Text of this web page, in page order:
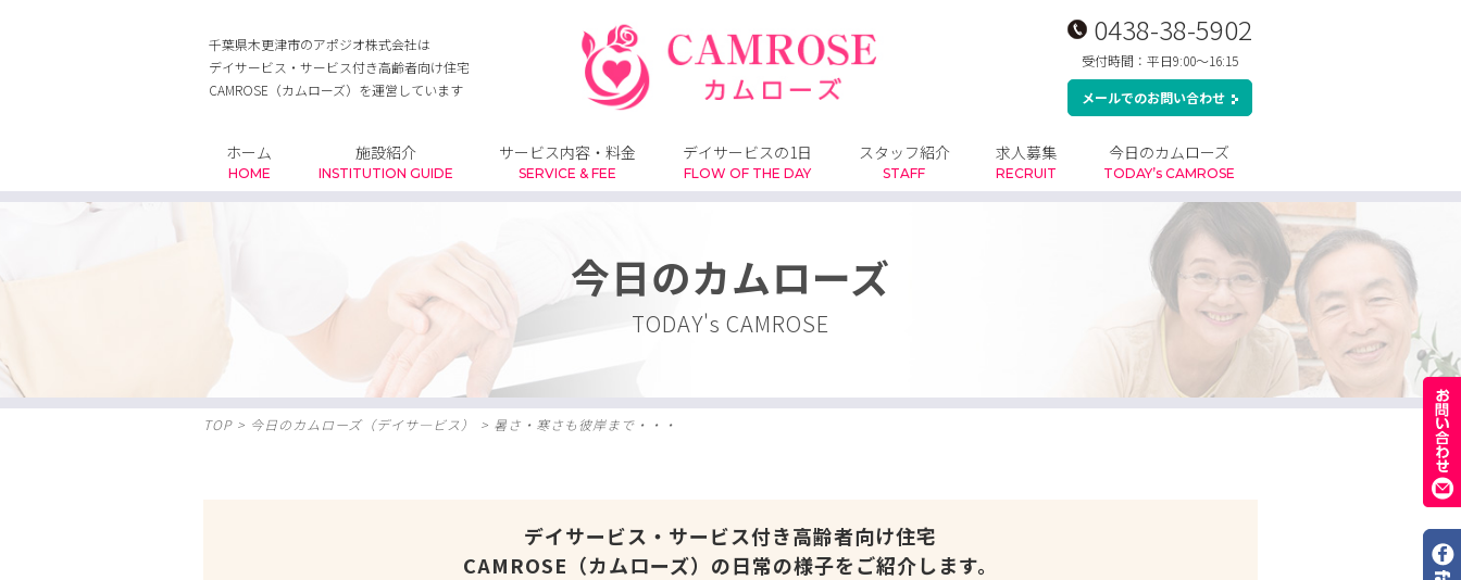
千葉県木更津市のアポジオ株式会社は
デイサービス・サービス付き高齢者向け住宅
CAMROSE（カムローズ）を運営しています
0438-38-5902
受付時間：平日9:00～16:15
メールでのお問い合わせ
ホーム
HOME
施設紹介
INSTITUTION GUIDE
サービス内容・料金
SERVICE & FEE
デイサービスの1日
FLOW OF THE DAY
スタッフ紹介
STAFF
求人募集
RECRUIT
今日のカムローズ
TODAY’s CAMROSE
今日のカムローズ
TODAY's CAMROSE
TOP > 今日のカムローズ（デイサ―ビス） > 暑さ・寒さも彼岸まで・・・
デイサービス・サービス付き高齢者向け住宅
CAMROSE（カムローズ）の日常の様子をご紹介します。